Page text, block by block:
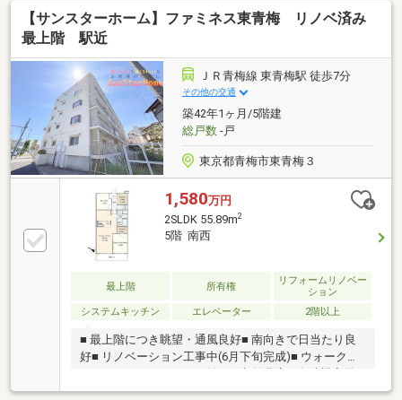
【サンスターホーム】ファミネス東青梅 リノベ済み
最上階 駅近
ＪＲ青梅線 東青梅駅 徒歩7分
その他の交通
築42年1ヶ月/5階建
総戸数-戸
東京都青梅市東青梅３
1,580万円
2SLDK 55.89m2
5階 南西
最上階 所有権
リフォームリノベー
ション
システムキッチン
エレベーター 2階以上
■ 最上階につき眺望・通風良好■ 南向きで日当たり良
好■ リノベーション工事中(6月下旬完成)■ ウォークイ
で家事負担を軽減■ 東青梅駅・河辺駅利用可能の便利